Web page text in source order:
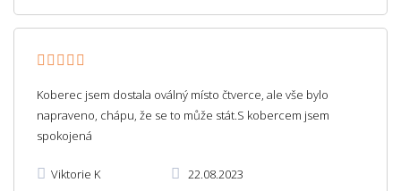
Koberec jsem dostala oválný místo čtverce, ale vše bylo
napraveno, chápu, že se to může stát.S kobercem jsem
spokojená
Viktorie K 22.08.2023